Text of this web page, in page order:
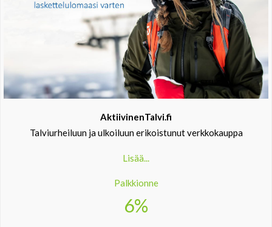
AktiivinenTalvi.fi
Talviurheiluun ja ulkoiluun erikoistunut verkkokauppa
Lisää...
Palkkionne
6%